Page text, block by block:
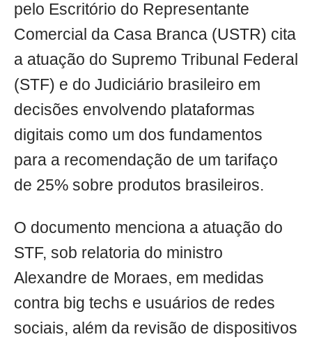
pelo Escritório do Representante
Comercial da Casa Branca (USTR) cita
a atuação do Supremo Tribunal Federal
(STF) e do Judiciário brasileiro em
decisões envolvendo plataformas
digitais como um dos fundamentos
para a recomendação de um tarifaço
de 25% sobre produtos brasileiros.
O documento menciona a atuação do
STF, sob relatoria do ministro
Alexandre de Moraes, em medidas
contra big techs e usuários de redes
sociais, além da revisão de dispositivos